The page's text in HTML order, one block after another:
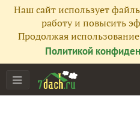
Наш сайт использует
работу и повысить
Продолжая использование
Политикой